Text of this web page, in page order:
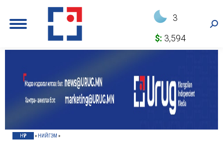
3
$: 3,594
НҮҮР » НИЙГЭМ »